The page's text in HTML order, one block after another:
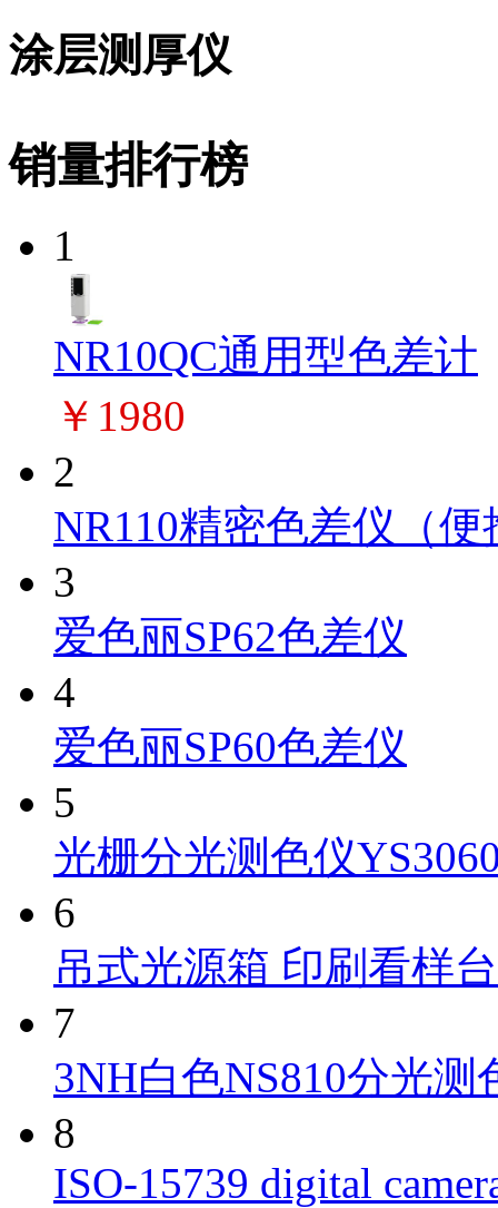
涂层测厚仪
销量排行榜
1
NR10QC通用型色差计
￥1980
2
NR110精密色差仪（
3
爱色丽SP62色差仪
4
爱色丽SP60色差仪
5
光栅分光测色仪
6
吊式光源箱 印刷看样
7
3NH白色NS810分光测
8
ISO-15739 digital